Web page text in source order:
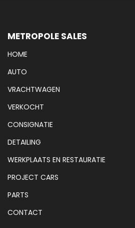
METROPOLE SALES
HOME
AUTO
VRACHTWAGEN
VERKOCHT
CONSIGNATIE
DETAILING
WERKPLAATS EN RESTAURATIE
PROJECT CARS
PARTS
CONTACT